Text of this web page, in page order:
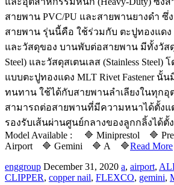
สายพาน PVC/PU และสายพานยางดำ ซึ่
สายพาน รุ่นนี้คือ ใช้ร่วมกับ ตะปูทองแดง
และวัสดุของ บานพับต่อสายพาน มีทั้งวัสดุ
Steel) และวัสดุสเตนเลส (Stainless
แบบตะปูทองแดง MLT Rivet Fastener นั้
ทนทาน ใช้ได้กับสายพานลำเลียงในทุกอุ
สามารถต่อสายพานที่มีความหนาได้ตั้งแต่
รองรับเส้นผ่านศูนย์กลางของลูกกลิ้งได้ตั้ง
Model Available : 🔷 Miniprestol 🔷
Airport 🔷 Gemini 🔷 A 🔷Read More
enggroup December 31, 2020 a, airport,
CLIPPER, copper nail, FLEXCO, gemini,